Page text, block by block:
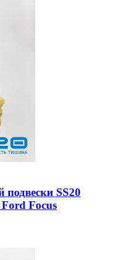
подвески SS20
Focus